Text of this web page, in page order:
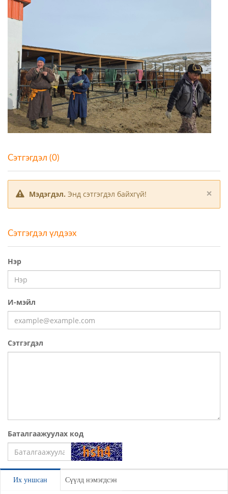
Сэтгэгдэл (0)
×
Мэдэгдэл. Энд сэтгэгдэл байхгүй!
Сэтгэгдэл үлдээх
Нэр
И-мэйл
Сэтгэгдэл
Баталгаажуулах код
Их уншсан Сүүлд нэмэгдсэн